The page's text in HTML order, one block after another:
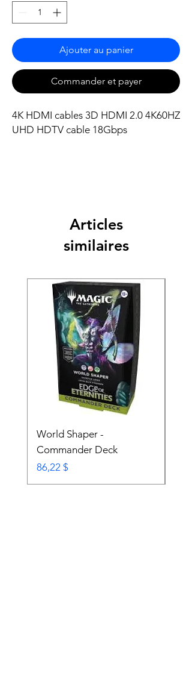
Ajouter au panier
Commander et payer
4K HDMI cables 3D HDMI 2.0 4K60HZ
UHD HDTV cable 18Gbps
Articles
similaires
World Shaper -
Commander Deck
Prix
86,22 $